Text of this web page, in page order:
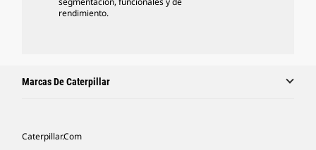
rendimiento.
Marcas De Caterpillar
Caterpillar.com